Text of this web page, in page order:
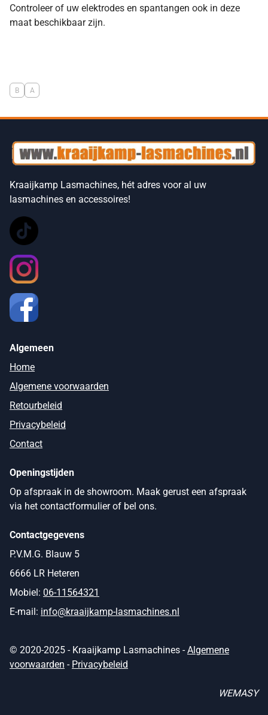
Controleer of uw elektrodes en spantangen ook in deze
maat beschikbaar zijn.
B A
Kraaijkamp Lasmachines, hét adres voor al uw
lasmachines en accessoires!
Algemeen
Home
Algemene voorwaarden
Retourbeleid
Privacybeleid
Contact
Openingstijden
Op afspraak in de showroom. Maak gerust een afspraak
via het contactformulier of bel ons.
Contactgegevens
P.V.M.G. Blauw 5
6666 LR Heteren
Mobiel: 06-11564321
E-mail: info@kraaijkamp-lasmachines.nl
© 2020-2025 - Kraaijkamp Lasmachines -Algemene
voorwaarden - Privacybeleid
WEMASY